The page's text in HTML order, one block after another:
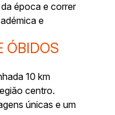
época e correr
e
ÓBIDOS
10 km
centro.
únicas e um